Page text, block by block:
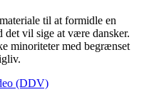
til at formidle en
det vil sige at være dansker.
minoriteter med begrænset
(DDV)